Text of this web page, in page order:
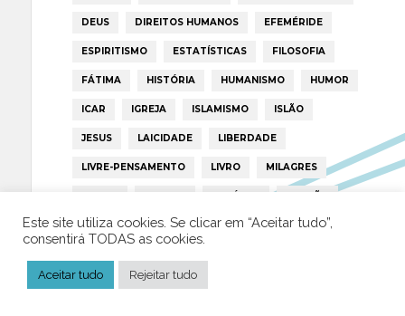
DEUS DIREITOS HUMANOS EFEMÉRIDE
ESPIRITISMO ESTATÍSTICAS FILOSOFIA
FÁTIMA HISTÓRIA HUMANISMO HUMOR
ICAR IGREJA ISLAMISMO ISLÃO
JESUS LAICIDADE LIBERDADE
LIVRE-PENSAMENTO LIVRO MILAGRES
MORAL MULHER NOTÍCIAS OPINIÃO
PAPA PAPAS PEDOFILIA POLÍTICA
TRUMP VATICANO
Este site utiliza cookies. Se clicar em “Aceitar tudo”,
consentirá TODAS as cookies.
Aceitar tudo Rejeitar tudo